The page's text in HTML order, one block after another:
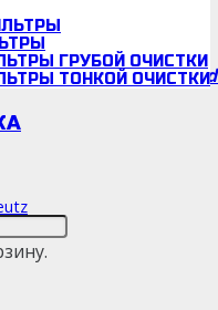
670001001
ГРУБОЙ ОЧИСТКИ
ТОНКОЙ ОЧИСТКИ